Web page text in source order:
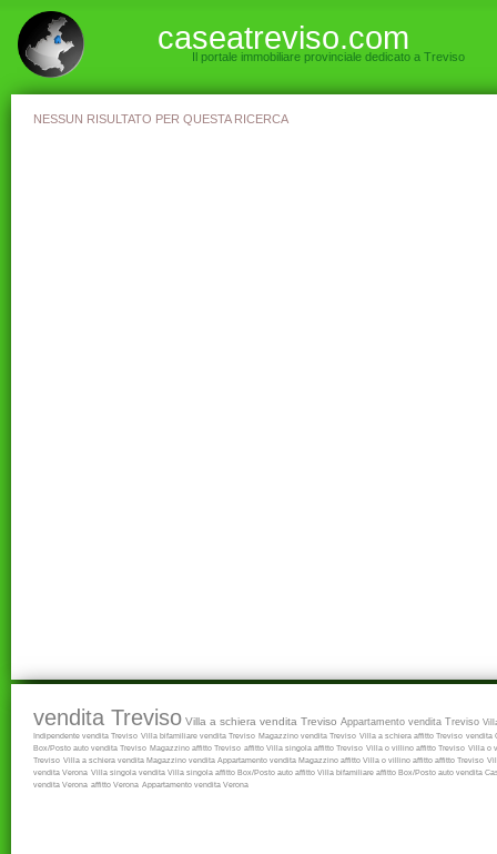
caseatreviso.com
Il portale immobiliare provinciale dedicato a Treviso
NESSUN RISULTATO PER QUESTA RICERCA
vendita Treviso Villa a schiera vendita Treviso Appartamento vendita Treviso
Indipendente vendita Treviso Villa bifamiliare vendita Treviso Magazzino vendita Treviso Villa a schiera affitto Treviso vendita
Box/Posto auto vendita Treviso Magazzino affitto Treviso affitto Villa singola affitto Treviso Villa o villino affitto Treviso Villa o
Treviso Villa a schiera vendita Magazzino vendita Appartamento vendita Magazzino affitto Villa o villino affitto affitto Treviso
vendita Verona Villa singola vendita Villa singola affitto Box/Posto auto affitto Villa bifamiliare affitto Box/Posto auto vendita
vendita Verona affitto Verona Appartamento vendita Verona